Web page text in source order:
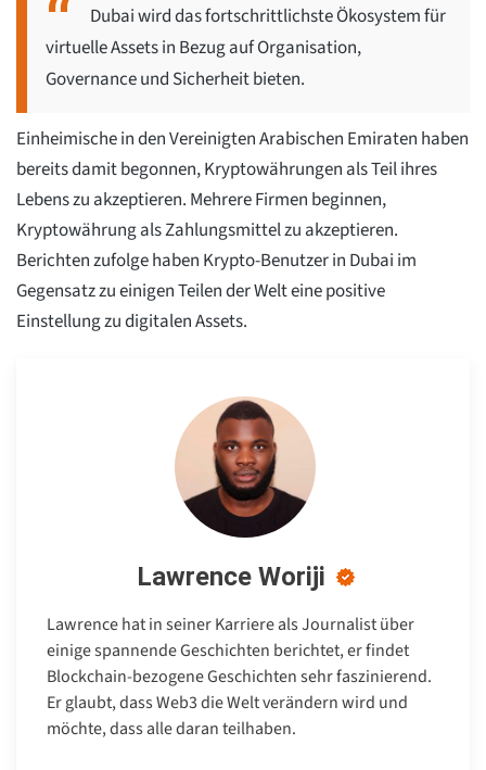
Dubai wird das fortschrittlichste Ökosystem für
virtuelle Assets in Bezug auf Organisation,
Governance und Sicherheit bieten.
Einheimische in den Vereinigten Arabischen Emiraten haben
bereits damit begonnen, Kryptowährungen als Teil ihres
Lebens zu akzeptieren. Mehrere Firmen beginnen,
Kryptowährung als Zahlungsmittel zu akzeptieren.
Berichten zufolge haben Krypto-Benutzer in Dubai im
Gegensatz zu einigen Teilen der Welt eine positive
Einstellung zu digitalen Assets.
Lawrence Woriji
Lawrence hat in seiner Karriere als Journalist über
einige spannende Geschichten berichtet, er findet
Blockchain-bezogene Geschichten sehr faszinierend.
Er glaubt, dass Web3 die Welt verändern wird und
möchte, dass alle daran teilhaben.